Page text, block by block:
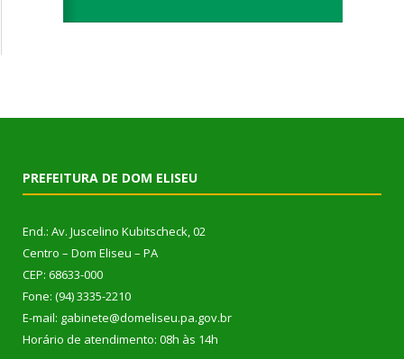
PREFEITURA DE DOM ELISEU
End.: Av. Juscelino Kubitscheck, 02
Centro – Dom Eliseu – PA
CEP: 68633-000
Fone: (94) 3335-2210
E-mail: gabinete@domeliseu.pa.gov.br
Horário de atendimento: 08h às 14h